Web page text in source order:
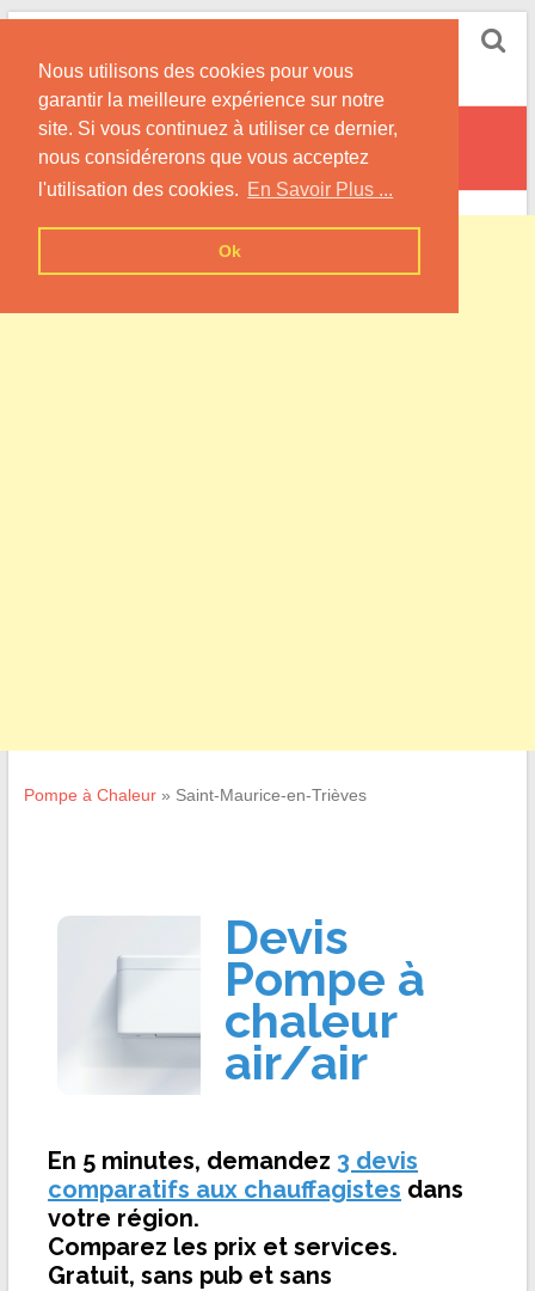
Nous utilisons des cookies pour vous
garantir la meilleure expérience sur notre
site. Si vous continuez à utiliser ce dernier,
nous considérerons que vous acceptez
l'utilisation des cookies. En Savoir Plus ...
Ok
Skip
content
Informations sur les Pompes à Chaleur
Saint-Maurice-en-Trièves
Pompe à Chaleur» Saint-Maurice-en-Trièves